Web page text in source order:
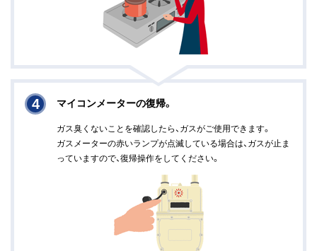
4 マイコンメーターの復帰。
ガス臭くないことを確認したら、ガスがご使用できます。
ガスメーターの赤いランプが点滅している場合は、ガスが止ま
っていますので、復帰操作をしてください。